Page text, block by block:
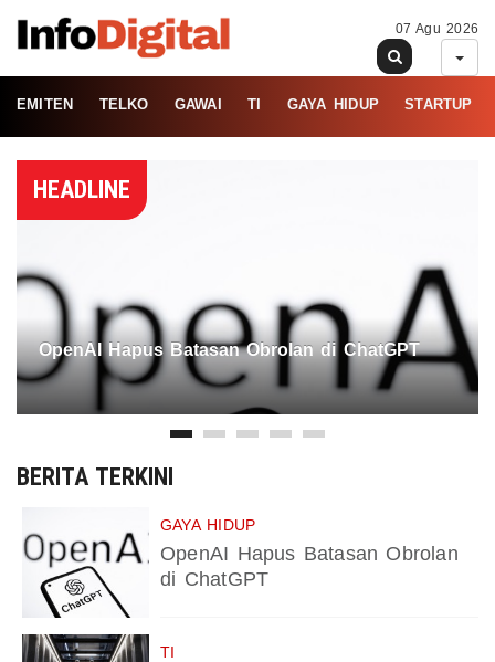
07 Agu 2026
EMITEN TELKO GAWAI TI GAYA HIDUP STARTUP
HEADLINE
OpenAI Hapus Batasan Obrolan di ChatGPT
BERITA TERKINI
GAYA HIDUP
OpenAI Hapus Batasan Obrolan
di ChatGPT
TI